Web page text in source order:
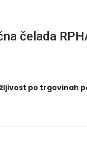
čelada
po trgovinah